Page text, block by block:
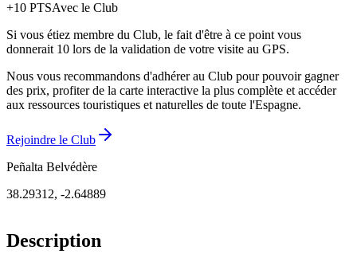
+10 PTSAvec le Club
Si vous étiez membre du Club, le fait d'être à ce point vous
donnerait 10 lors de la validation de votre visite au GPS.
Nous vous recommandons d'adhérer au Club pour pouvoir gagner
des prix, profiter de la carte interactive la plus complète et accéder
aux ressources touristiques et naturelles de toute l'Espagne.
Rejoindre le Club
Peñalta Belvédère
38.29312, -2.64889
Description